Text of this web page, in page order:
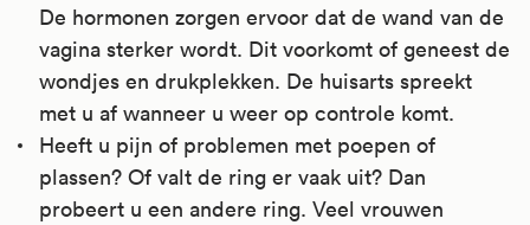
De hormonen zorgen ervoor dat de wand van de
vagina sterker wordt. Dit voorkomt of geneest de
wondjes en drukplekken. De huisarts spreekt
met u af wanneer u weer op controle komt.
Heeft u pijn of problemen met poepen of
plassen? Of valt de ring er vaak uit? Dan
probeert u een andere ring. Veel vrouwen